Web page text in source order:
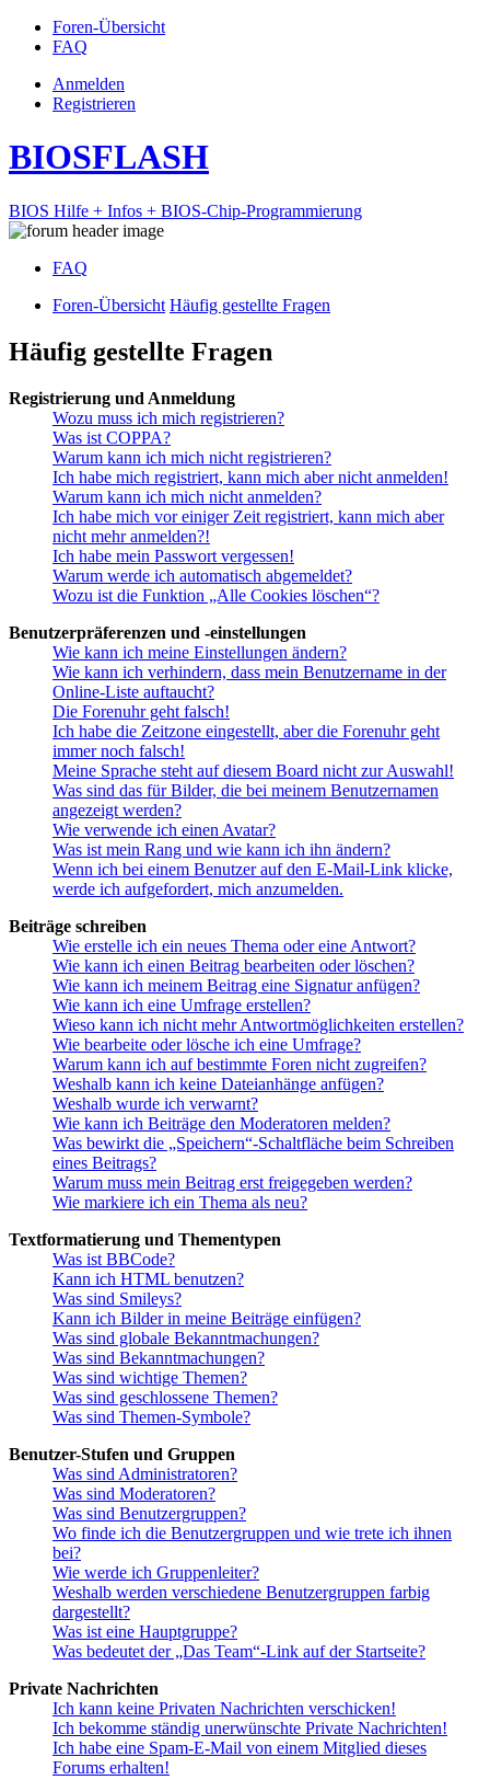
Foren-Übersicht
FAQ
Anmelden
Registrieren
BIOSFLASH
BIOS Hilfe + Infos + BIOS-Chip-Programmierung
FAQ
Foren-Übersicht Häufig gestellte Fragen
Häufig gestellte Fragen
Registrierung und Anmeldung
Wozu muss ich mich registrieren?
Was ist COPPA?
Warum kann ich mich nicht registrieren?
Ich habe mich registriert, kann mich aber nicht anmelden!
Warum kann ich mich nicht anmelden?
Ich habe mich vor einiger Zeit registriert, kann mich aber
nicht mehr anmelden?!
Ich habe mein Passwort vergessen!
Warum werde ich automatisch abgemeldet?
Wozu ist die Funktion „Alle Cookies löschen“?
Benutzerpräferenzen und -einstellungen
Wie kann ich meine Einstellungen ändern?
Wie kann ich verhindern, dass mein Benutzername in der
Online-Liste auftaucht?
Die Forenuhr geht falsch!
Ich habe die Zeitzone eingestellt, aber die Forenuhr geht
immer noch falsch!
Meine Sprache steht auf diesem Board nicht zur Auswahl!
Was sind das für Bilder, die bei meinem Benutzernamen
angezeigt werden?
Wie verwende ich einen Avatar?
Was ist mein Rang und wie kann ich ihn ändern?
Wenn ich bei einem Benutzer auf den E-Mail-Link klicke,
werde ich aufgefordert, mich anzumelden.
Beiträge schreiben
Wie erstelle ich ein neues Thema oder eine Antwort?
Wie kann ich einen Beitrag bearbeiten oder löschen?
Wie kann ich meinem Beitrag eine Signatur anfügen?
Wie kann ich eine Umfrage erstellen?
Wieso kann ich nicht mehr Antwortmöglichkeiten erstellen?
Wie bearbeite oder lösche ich eine Umfrage?
Warum kann ich auf bestimmte Foren nicht zugreifen?
Weshalb kann ich keine Dateianhänge anfügen?
Weshalb wurde ich verwarnt?
Wie kann ich Beiträge den Moderatoren melden?
Was bewirkt die „Speichern“-Schaltfläche beim Schreiben
eines Beitrags?
Warum muss mein Beitrag erst freigegeben werden?
Wie markiere ich ein Thema als neu?
Textformatierung und Thementypen
Was ist BBCode?
Kann ich HTML benutzen?
Was sind Smileys?
Kann ich Bilder in meine Beiträge einfügen?
Was sind globale Bekanntmachungen?
Was sind Bekanntmachungen?
Was sind wichtige Themen?
Was sind geschlossene Themen?
Was sind Themen-Symbole?
Benutzer-Stufen und Gruppen
Was sind Administratoren?
Was sind Moderatoren?
Was sind Benutzergruppen?
Wo finde ich die Benutzergruppen und wie trete ich ihnen
bei?
Wie werde ich Gruppenleiter?
Weshalb werden verschiedene Benutzergruppen farbig
dargestellt?
Was ist eine Hauptgruppe?
Was bedeutet der „Das Team“-Link auf der Startseite?
Private Nachrichten
Ich kann keine Privaten Nachrichten verschicken!
Ich bekomme ständig unerwünschte Private Nachrichten!
Ich habe eine Spam-E-Mail von einem Mitglied dieses
Forums erhalten!